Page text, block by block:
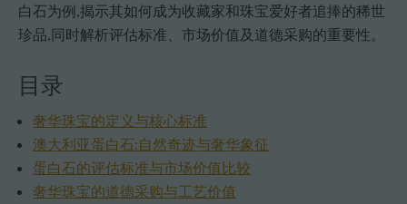
白石为例,揭示其如何成为收藏家和珠宝爱好者追捧的稀世
珍品,同时解析评估标准、市场价值及道德采购的重要性。
目录
奢华珠宝的定义与核心标准
澳大利亚蛋白石:自然奇迹与奢华象征
蛋白石的评估标准与市场价值比较
奢华珠宝的道德采购与工艺价值